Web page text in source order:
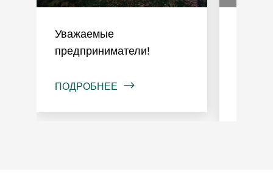
Уважаемые
предприниматели!
ПОДРОБНЕЕ